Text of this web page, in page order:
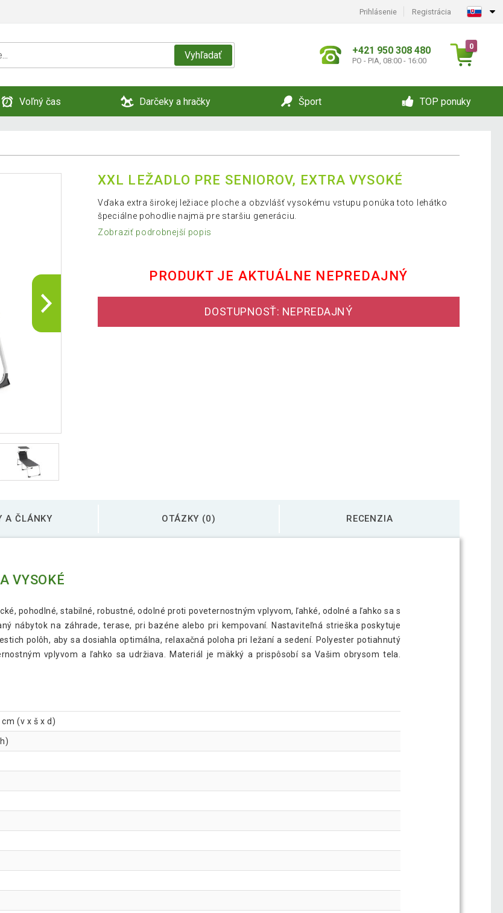
Prihlásenie Registrácia
Vyhľadať +421 950 308 480
PO - PIA, 08:00 - 16:00
0
Voľný čas Darčeky a hračky Šport TOP ponuky
XXL LEŽADLO PRE SENIOROV, EXTRA VYSOKÉ
Vďaka extra širokej ležiace ploche a obzvlášť vysokému vstupu ponúka toto lehátko
špeciálne pohodlie najmä pre staršiu generáciu.
Zobraziť podrobnejší popis
PRODUKT JE AKTUÁLNE NEPREDAJNÝ
DOSTUPNOSŤ: NEPREDAJNÝ
A ČLÁNKY OTÁZKY (0) RECENZIA
VYSOKÉ
pohodlné, stabilné, robustné, odolné proti poveternostným vplyvom, ľahké, odolné a ľahko sa s
nábytok na záhrade, terase, pri bazéne alebo pri kempovaní. Nastaviteľná strieška poskytuje
polôh, aby sa dosiahla optimálna, relaxačná poloha pri ležaní a sedení. Polyester potiahnutý
vplyvom a ľahko sa udržiava. Materiál je mäkký a prispôsobí sa Vašim obrysom tela.
(v x š x d)